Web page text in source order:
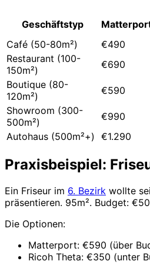
Geschäftstyp
Café (50-80m²)
€490
Restaurant (100-
150m²)
€690
Boutique (80-
120m²)
€590
Showroom (300-
500m²)
€990
Autohaus (500m²+)
€1.290
Praxisbeispiel:
Ein Friseur im 6. Bezirk wollte
präsentieren. 95m². Budget:
Die Optionen:
Matterport: €590 (über
Ricoh Theta: €350 (unter